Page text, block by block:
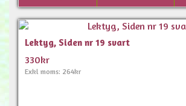
Lektyg, Siden nr 19 svart
330kr
Exkl moms: 264kr